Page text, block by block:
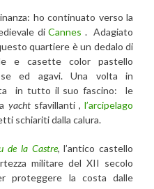
ho continuato verso la
diCannes . Adagiato
quartiere è un dedalo di
e casette color pastello
ed agavi. Una volta in
in tutto il suo fascino: le
yachtsfavillanti ,l’arcipelago
schiariti dalla calura.
de la Castre, l’antico castello
militare del XII secolo
proteggere la costa dalle